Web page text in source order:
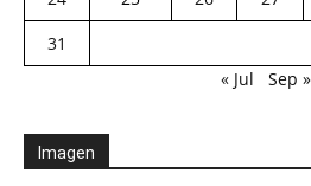
31
« Jul
Sep »
Imagen